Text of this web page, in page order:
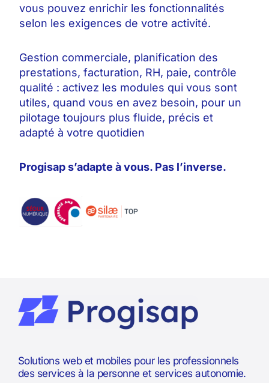
vous pouvez enrichir les fonctionnalités
selon les exigences de votre activité.
Gestion commerciale, planification des
prestations, facturation, RH, paie, contrôle
qualité : activez les modules qui vous sont
utiles, quand vous en avez besoin, pour un
pilotage toujours plus fluide, précis et
adapté à votre quotidien
Progisap s’adapte à vous. Pas l’inverse.
Solutions web et mobiles pour les professionnels
des services à la personne et services autonomie.